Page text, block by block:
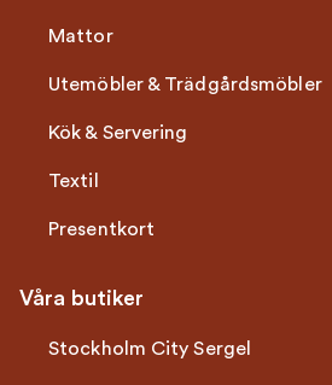
Mattor
Utemöbler & Trädgårdsmöbler
Kök & Servering
Textil
Presentkort
Våra butiker
Stockholm City Sergel